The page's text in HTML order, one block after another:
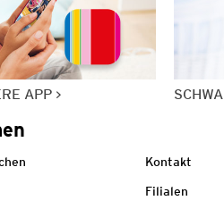
APP
Kontakt
Filialen